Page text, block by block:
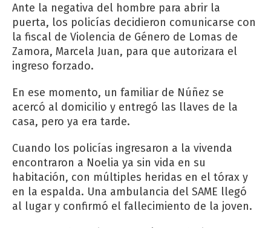
Ante la negativa del hombre para abrir la
puerta, los policías decidieron comunicarse con
la fiscal de Violencia de Género de Lomas de
Zamora, Marcela Juan, para que autorizara el
ingreso forzado.
En ese momento, un familiar de Núñez se
acercó al domicilio y entregó las llaves de la
casa, pero ya era tarde.
Cuando los policías ingresaron a la vivenda
encontraron a Noelia ya sin vida en su
habitación, con múltiples heridas en el tórax y
en la espalda. Una ambulancia del SAME llegó
al lugar y confirmó el fallecimiento de la joven.